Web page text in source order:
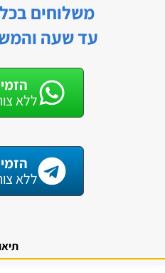
משלוחים בכל
עד שעה
ללא
ללא
תיאור